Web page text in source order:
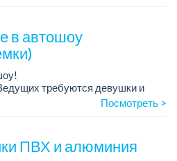
в автошоу
требуются девушки и
и авто перекупы.
Посмотреть >
ПВХ и алюминия